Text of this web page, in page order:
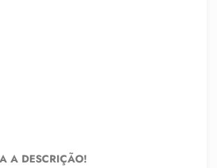
A DESCRIÇÃO!